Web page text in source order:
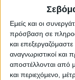
Εμείς και οι
πρόσβαση σε
και
αναγνωριστικοί
αποστέλλονται από
και περιεχόμενο,
Υπάρχουν
στη γειτονική
προορισμό του
έκλεισαν 4000
εξαιτίας ακριβώς